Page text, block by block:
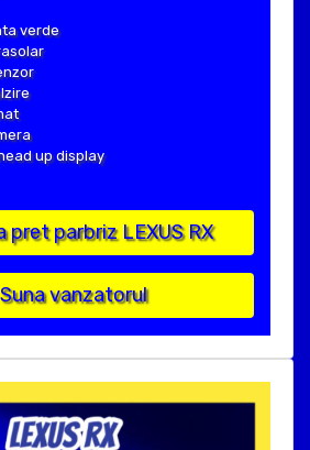
verde
up display
parbriz LEXUS RX
vanzatorul